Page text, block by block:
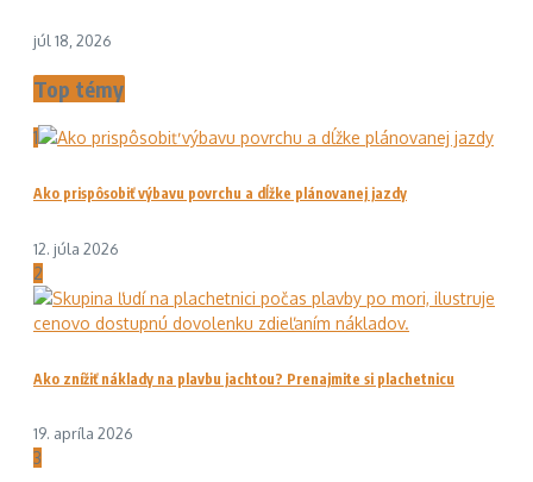
júl 18, 2026
Top témy
1
Ako prispôsobiť výbavu povrchu a dĺžke plánovanej jazdy
12. júla 2026
2
Ako znížiť náklady na plavbu jachtou? Prenajmite si plachetnicu
19. apríla 2026
3